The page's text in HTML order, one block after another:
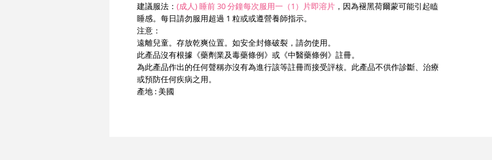
建議服法： (成人) 睡前 30 分鐘每次服用一（1）片即溶片 ，因為褪黑荷爾蒙可能引起瞌
睡感。每日請勿服用超過 1 粒或或遵營養師指示。
注意：
遠離兒童。存放乾爽位置。如安全封條破裂，請勿使用。
此產品沒有根據《藥劑業及毒藥條例》或《中醫藥條例》註冊。
為此產品作出的任何聲稱亦沒有為進行該等註冊而接受評核。此產品不供作診斷、治療
或預防任何疾病之用。
產地 : 美國